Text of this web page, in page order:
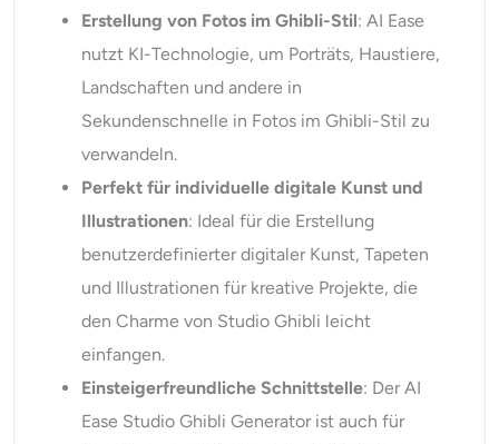
Erstellung von Fotos im Ghibli-Stil: AI Ease
nutzt KI-Technologie, um Porträts, Haustiere,
Landschaften und andere in
Sekundenschnelle in Fotos im Ghibli-Stil zu
verwandeln.
Perfekt für individuelle digitale Kunst und
Illustrationen: Ideal für die Erstellung
benutzerdefinierter digitaler Kunst, Tapeten
und Illustrationen für kreative Projekte, die
den Charme von Studio Ghibli leicht
einfangen.
Einsteigerfreundliche Schnittstelle: Der AI
Ease Studio Ghibli Generator ist auch für